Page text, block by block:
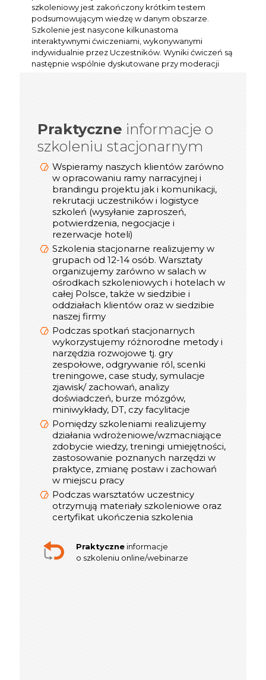
szkoleniowy jest zakończony krótkim testem
podsumowującym wiedzę w danym obszarze.
Szkolenie jest nasycone kilkunastoma
interaktywnymi ćwiczeniami, wykonywanymi
indywidualnie przez Uczestników. Wyniki ćwiczeń są
następnie wspólnie dyskutowane przy moderacji
Praktyczne informacje o
szkoleniu stacjonarnym
Wspieramy naszych klientów zarówno
w opracowaniu ramy narracyjnej i
brandingu projektu jak i komunikacji,
rekrutacji uczestników i logistyce
szkoleń (wysyłanie zaproszeń,
potwierdzenia, negocjacje i
rezerwacje hoteli)
Szkolenia stacjonarne realizujemy w
grupach od 12-14 osób. Warsztaty
organizujemy zarówno w salach w
ośrodkach szkoleniowych i hotelach w
całej Polsce, także w siedzibie i
oddziałach klientów oraz w siedzibie
naszej firmy
Podczas spotkań stacjonarnych
wykorzystujemy różnorodne metody i
narzędzia rozwojowe tj. gry
zespołowe, odgrywanie ról, scenki
treningowe, case study, symulacje
zjawisk/ zachowań, analizy
doświadczeń, burze mózgów,
miniwykłady, DT, czy facylitacje
Pomiędzy szkoleniami realizujemy
działania wdrożeniowe/wzmacniające
zdobycie wiedzy, treningi umiejętności,
zastosowanie poznanych narzędzi w
praktyce, zmianę postaw i zachowań
w miejscu pracy
Podczas warsztatów uczestnicy
otrzymują materiały szkoleniowe oraz
certyfikat ukończenia szkolenia
Praktyczne informacje
o szkoleniu online/webinarze
Praktyczne
informacje o
szkoleniu online/webinarze
Dostosowujemy technologię transmisji
video (Zoom, Microsoft Teams, Cisco
Webex, Google Meet) do możliwości
naszych Klientów
Podczas spotkań online korzystamy z
takich narzędzi jak: Mentimeter, Miro,
Mural, Padlet, Jambord
Mamy duże doświadczenie w realizacji
szkoleń online - pierwsze działania
rozpoczęliśmy w 2019 roku
Podczas szkoleń online uczestnicy
otrzymują materiały w wersji pdf, oraz
certyfikat online
W trakcie realizacji spotkania online
do dyspozycji uczestników jest
konsultant, który dba o jakość
szkolenia
Optymalna liczba Uczestników w
interaktywnym szkoleniu online to 12
osób, w webinarze do 300
Praktyczne
informacje
o szkoleniu stacjonarnym